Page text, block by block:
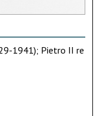
1941); Pietro II re